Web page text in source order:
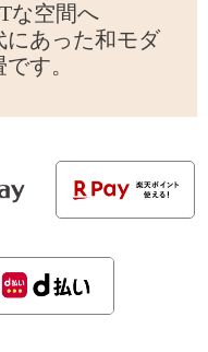
な空間へ
にあった和モダ
す。